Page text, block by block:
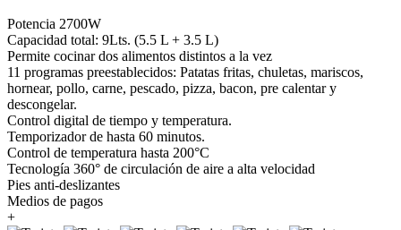
Potencia 2700W
Capacidad total: 9Lts. (5.5 L + 3.5 L)
Permite cocinar dos alimentos distintos a la vez
11 programas preestablecidos: Patatas fritas, chuletas, mariscos,
hornear, pollo, carne, pescado, pizza, bacon, pre calentar y
descongelar.
Control digital de tiempo y temperatura.
Temporizador de hasta 60 minutos.
Control de temperatura hasta 200°C
Tecnología 360° de circulación de aire a alta velocidad
Pies anti-deslizantes
Medios de pagos
+